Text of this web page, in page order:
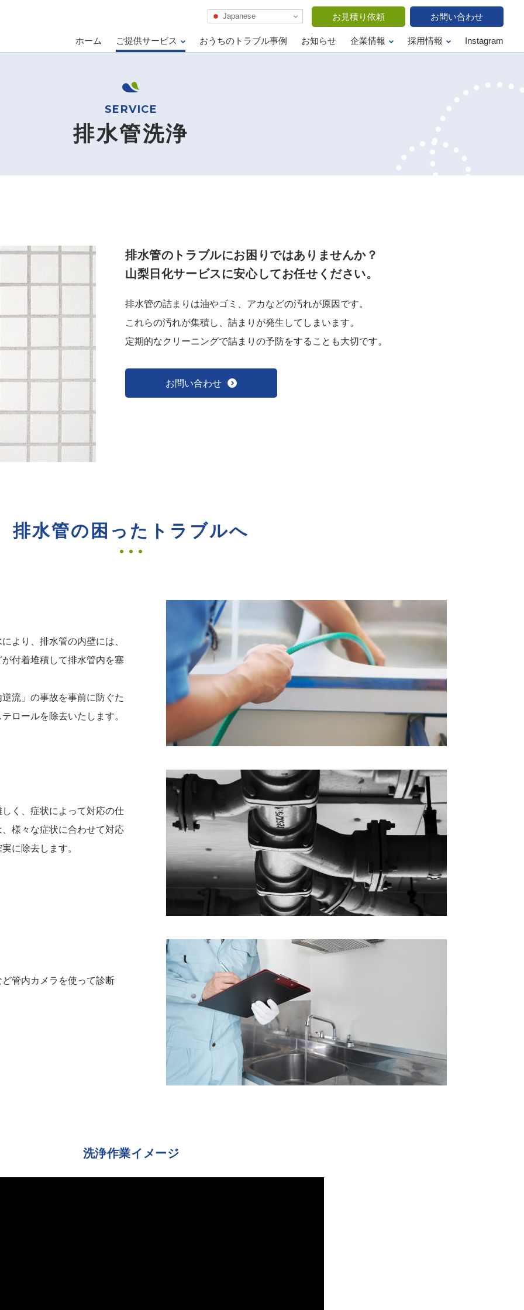
ホーム ご提供サービス おうちのトラブル事例 お知らせ 企業情報 採用情報 Instagram
お見積り依頼 お問い合わせ
Japanese
排水管洗浄
排水管のトラブルにお困りではありませんか？
山梨日化サービスに安心してお任せください。
排水管の詰まりは油やゴミ、アカなどの汚れが原因です。
これらの汚れが集積し、詰まりが発生してしまいます。
定期的なクリーニングで詰まりの予防をすることも大切です。
お問い合わせ
排水管の困ったトラブルへ
より、排水管の内壁には、
付着堆積して排水管内を塞
流」の事故を事前に防ぐた
ロールを除去いたします。
く、症状によって対応の仕
様々な症状に合わせて対応
に除去します。
管内カメラを使って診断
洗浄作業イメージ